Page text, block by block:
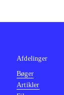
Afdelinger
Bøger
Artikler